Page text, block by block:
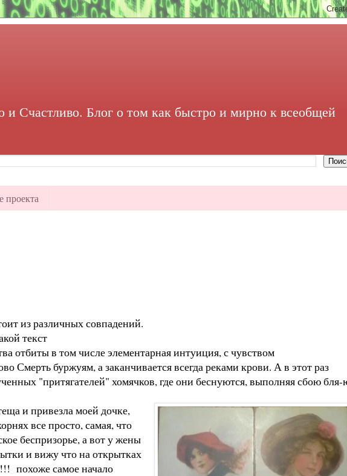
Счастливо. Блог о том как быстро и мирно к всеобщей
проекта
из различных совпадений.
текст
отбиты в том числе элементарная интуиция, с чувством
Смерть буржуям, а заканчивается всегда реками крови. А в этот раз
"притягателей" хомячков, где они беснуются, выполняя сбою
и привезла моей дочке,
все просто, самая, что
беспризорье, а вот у жены
и вижу что на открытках
похоже самое начало